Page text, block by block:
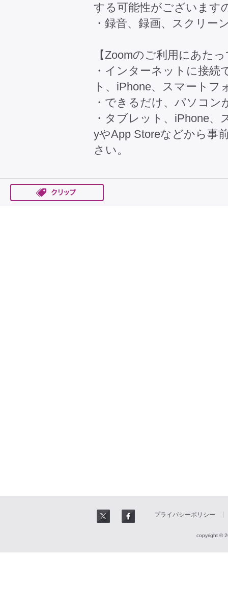
する可能性がございます
・録音、録画、スクリー
【Zoomのご利用にあた
・インターネットに接
ト、iPhone、スマートフ
・できるだけ、パソコ
・タブレット、iPhone
yやApp Storeなどから事
さい。
プライバシーポリシー
copyright ©